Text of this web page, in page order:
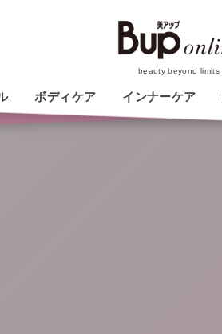
beauty beyond limits
ボディケア インナーケア